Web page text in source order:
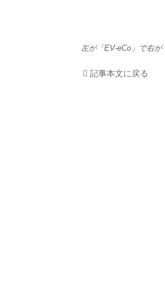
左が「EV-eCo」で右が
記事本文に戻る